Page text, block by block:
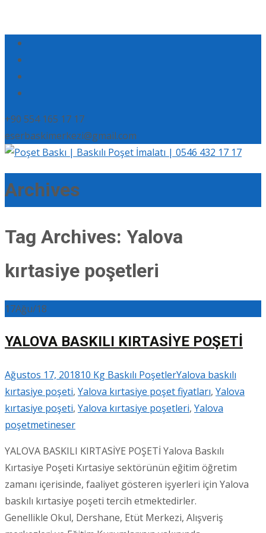
+90 554 165 17 17
eserbaskimerkezi@gmail.com
Archives
Tag Archives: Yalova
kırtasiye poşetleri
17Ağu/18
YALOVA BASKILI KIRTASİYE POŞETİ
Ağustos 17, 201810 Kg Baskılı PoşetlerYalova baskılı
kırtasiye poşeti, Yalova kırtasiye poşet fiyatları, Yalova
kırtasiye poşeti, Yalova kırtasiye poşetleri, Yalova
poşetmetineser
YALOVA BASKILI KIRTASİYE POŞETİ Yalova Baskılı
Kırtasiye Poşeti Kırtasiye sektörünün eğitim öğretim
zamanı içerisinde, faaliyet gösteren işyerleri için Yalova
baskılı kırtasiye poşeti tercih etmektedirler.
Genellikle Okul, Dershane, Etüt Merkezi, Alışveriş